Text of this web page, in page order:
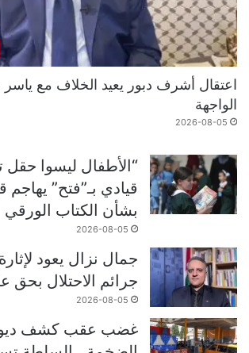
اعتقال أشرف دبور يعيد الخلاف مع
الواجهة
2026-08-05
“الأطفال ليسوا حقل
قيادي بـ”فتح”
بشأن الكتاب الورقي
2026-08-05
جمال نزال يعود
جرائم الاحتلال بحق
2026-08-05
غضب عقب كشف